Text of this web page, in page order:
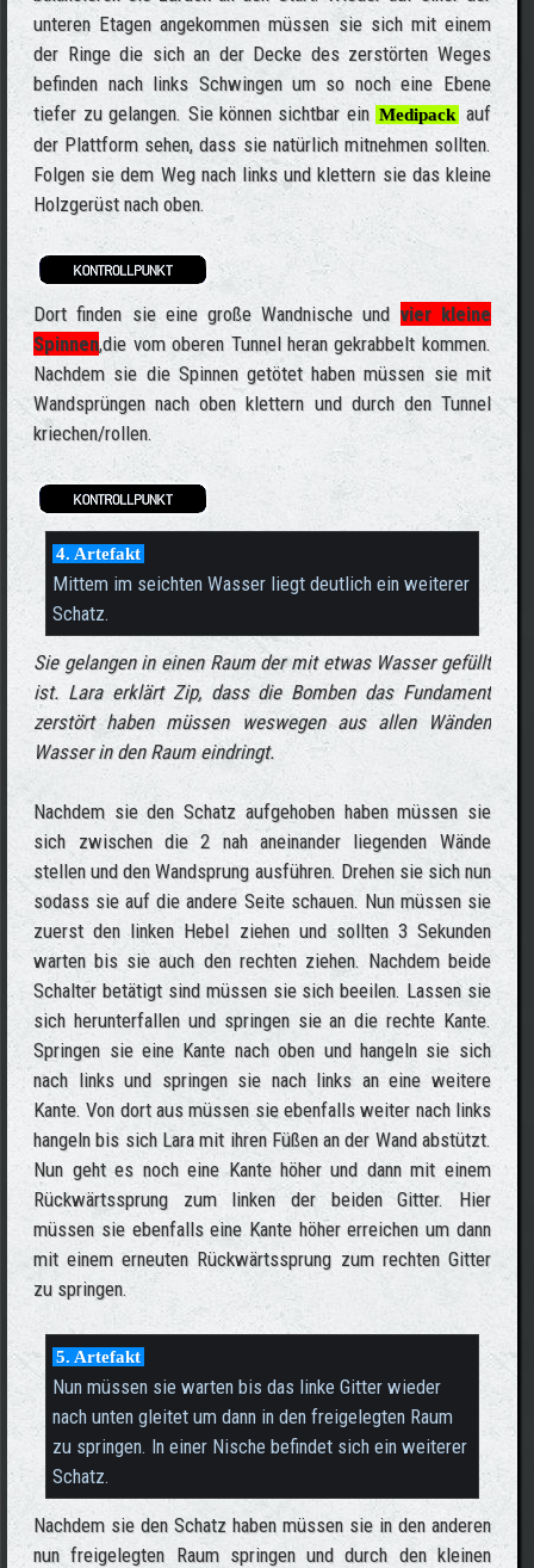
unteren Etagen angekommen müssen sie sich mit einem
der Ringe die sich an der Decke des zerstörten Weges
befinden nach links Schwingen um so noch eine Ebene
tiefer zu gelangen. Sie können sichtbar einMedipack auf
der Plattform sehen, dass sie natürlich mitnehmen sollten.
Folgen sie dem Weg nach links und klettern sie das kleine
Holzgerüst nach oben.
Dort finden sie eine große Wandnische und vier kleine
Spinnen,die vom oberen Tunnel heran gekrabbelt kommen.
Nachdem sie die Spinnen getötet haben müssen sie mit
Wandsprüngen nach oben klettern und durch den Tunnel
kriechen/rollen.
4. Artefakt
Mittem im seichten Wasser liegt deutlich ein weiterer
Schatz.
Sie gelangen in einen Raum der mit etwas Wasser gefüllt
ist. Lara erklärt Zip, dass die Bomben das Fundament
zerstört haben müssen weswegen aus allen Wänden
Wasser in den Raum eindringt.
Nachdem sie den Schatz aufgehoben haben müssen sie
sich zwischen die 2 nah aneinander liegenden Wände
stellen und den Wandsprung ausführen. Drehen sie sich nun
sodass sie auf die andere Seite schauen. Nun müssen sie
zuerst den linken Hebel ziehen und sollten 3 Sekunden
warten bis sie auch den rechten ziehen. Nachdem beide
Schalter betätigt sind müssen sie sich beeilen. Lassen sie
sich herunterfallen und springen sie an die rechte Kante.
Springen sie eine Kante nach oben und hangeln sie sich
nach links und springen sie nach links an eine weitere
Kante. Von dort aus müssen sie ebenfalls weiter nach links
hangeln bis sich Lara mit ihren Füßen an der Wand abstützt.
Nun geht es noch eine Kante höher und dann mit einem
Rückwärtssprung zum linken der beiden Gitter. Hier
müssen sie ebenfalls eine Kante höher erreichen um dann
mit einem erneuten Rückwärtssprung zum rechten Gitter
zu springen.
5. Artefakt
Nun müssen sie warten bis das linke Gitter wieder
nach unten gleitet um dann in den freigelegten Raum
zu springen. In einer Nische befindet sich ein weiterer
Schatz.
Nachdem sie den Schatz haben müssen sie in den anderen
nun freigelegten Raum springen und durch den kleinen